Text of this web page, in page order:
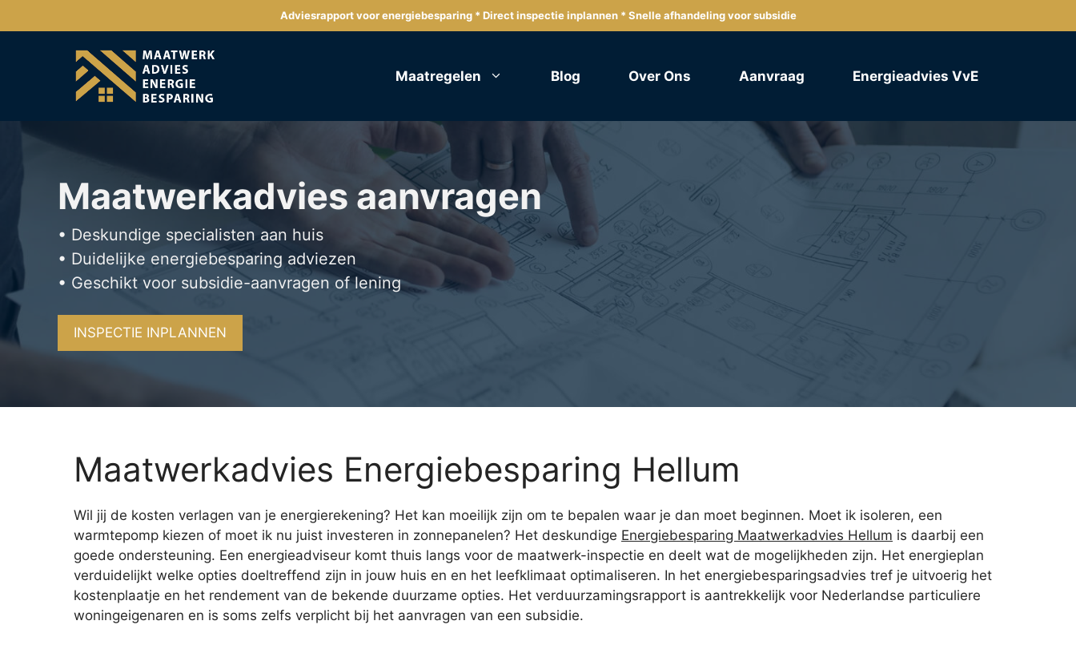
naar
Adviesrapport voor energiebesparing * Direct inspectie inplannen * Snelle afhandeling voor subsidie
Maatregelen Blog Over Ons Aanvraag Energieadvies VvE
Maatwerkadvies aanvragen
• Deskundige specialisten aan huis
• Duidelijke energiebesparing adviezen
• Geschikt voor subsidie-aanvragen of lening
INSPECTIE INPLANNEN
Maatwerkadvies Energiebesparing Hellum
Wil jij de kosten verlagen van je energierekening? Het kan moeilijk zijn om te bepalen waar je dan moet beginnen. Moet ik isoleren, een
warmtepomp kiezen of moet ik nu juist investeren in zonnepanelen? Het deskundige Energiebesparing Maatwerkadvies Hellum is daarbij een
goede ondersteuning. Een energieadviseur komt thuis langs voor de maatwerk-inspectie en deelt wat de mogelijkheden zijn. Het energieplan
verduidelijkt welke opties doeltreffend zijn in jouw huis en en het leefklimaat optimaliseren. In het energiebesparingsadvies tref je uitvoerig het
kostenplaatje en het rendement van de bekende duurzame opties. Het verduurzamingsrapport is aantrekkelijk voor Nederlandse particuliere
woningeigenaren en is soms zelfs verplicht bij het aanvragen van een subsidie.